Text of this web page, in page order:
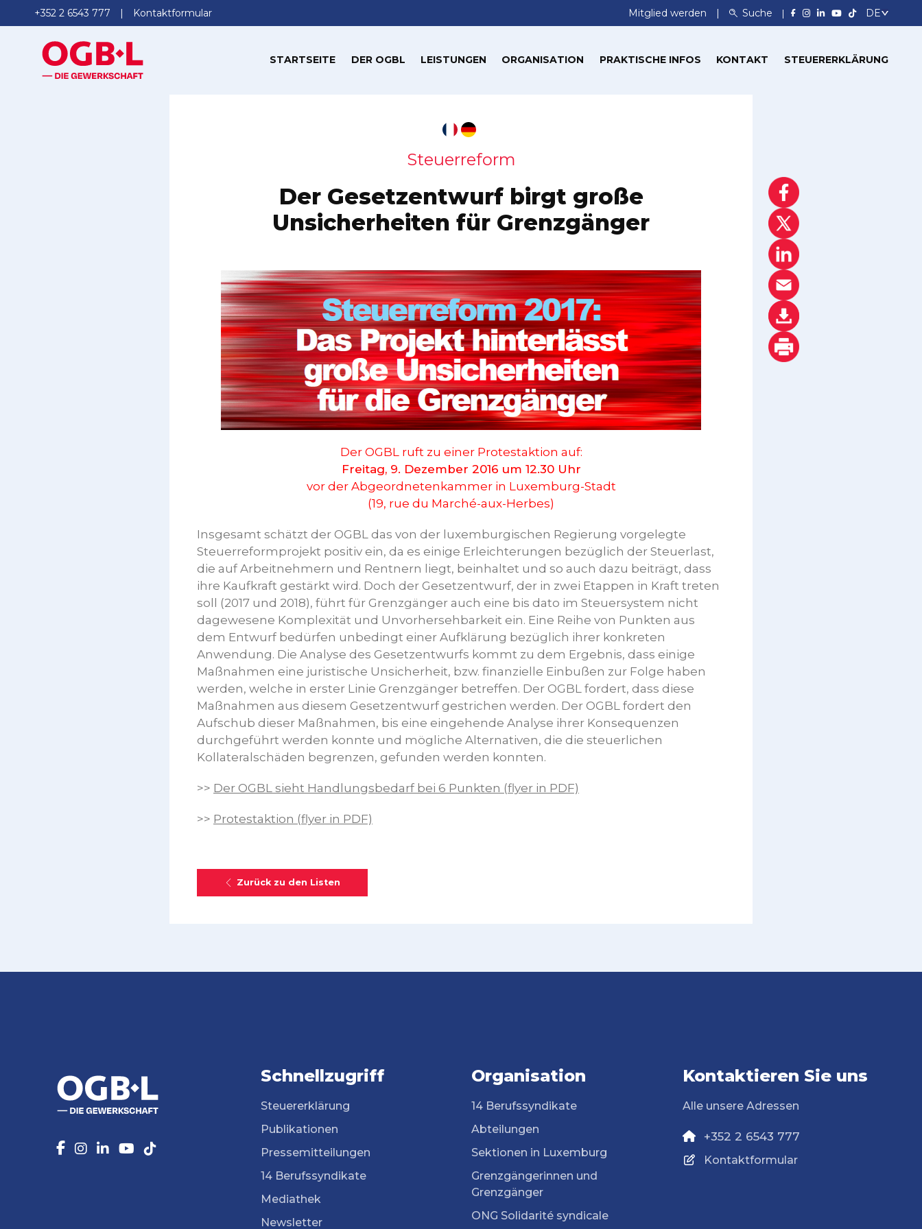
+352 2 6543 777 Kontaktformular Mitglied werden Suche
STARTSEITE DER OGBL LEISTUNGEN ORGANISATION PRAKTISCHE INFOS KONTAKT STEUERERKLÄRUNG
Steuerreform
Der Gesetzentwurf birgt große
Unsicherheiten für Grenzgänger
Der OGBL ruft zu einer Protestaktion auf:
Freitag, 9. Dezember 2016 um 12.30 Uhr
vor der Abgeordnetenkammer in Luxemburg-Stadt
(19, rue du Marché-aux-Herbes)
Insgesamt schätzt der OGBL das von der luxemburgischen Regierung vorgelegte
Steuerreformprojekt positiv ein, da es einige Erleichterungen bezüglich der Steuerlast,
die auf Arbeitnehmern und Rentnern liegt, beinhaltet und so auch dazu beiträgt, dass
ihre Kaufkraft gestärkt wird. Doch der Gesetzentwurf, der in zwei Etappen in Kraft treten
soll (2017 und 2018), führt für Grenzgänger auch eine bis dato im Steuersystem nicht
dagewesene Komplexität und Unvorhersehbarkeit ein. Eine Reihe von Punkten aus
dem Entwurf bedürfen unbedingt einer Aufklärung bezüglich ihrer konkreten
Anwendung. Die Analyse des Gesetzentwurfs kommt zu dem Ergebnis, dass einige
Maßnahmen eine juristische Unsicherheit, bzw. finanzielle Einbußen zur Folge haben
werden, welche in erster Linie Grenzgänger betreffen. Der OGBL fordert, dass diese
Maßnahmen aus diesem Gesetzentwurf gestrichen werden. Der OGBL fordert den
Aufschub dieser Maßnahmen, bis eine eingehende Analyse ihrer Konsequenzen
durchgeführt werden konnte und mögliche Alternativen, die die steuerlichen
Kollateralschäden begrenzen, gefunden werden konnten.
>> Der OGBL sieht Handlungsbedarf bei 6 Punkten (flyer in PDF)
>> Protestaktion (flyer in PDF)
Zurück zu den Listen
Schnellzugriff
Steuererklärung
Publikationen
Pressemitteilungen
14 Berufssyndikate
Mediathek
Newsletter
Organisation
14 Berufssyndikate
Abteilungen
Sektionen in Luxemburg
Grenzgängerinnen und
Grenzgänger
ONG Solidarité syndicale
Kontaktieren Sie uns
Alle unsere Adressen
+352 2 6543 777
Kontaktformular